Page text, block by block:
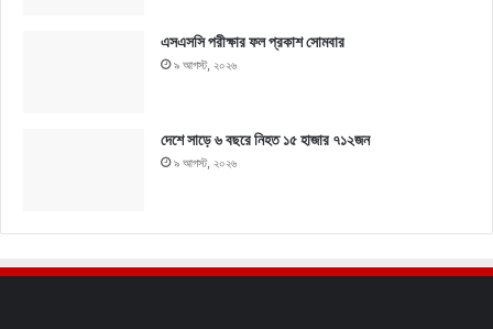
এসএসসি পরীক্ষার ফল প্রকাশ সোমবার
৯ আগস্ট, ২০২৬
দেশে সাড়ে ৬ বছরে নিহত ১৫ হাজার ৭১২জন
৯ আগস্ট, ২০২৬